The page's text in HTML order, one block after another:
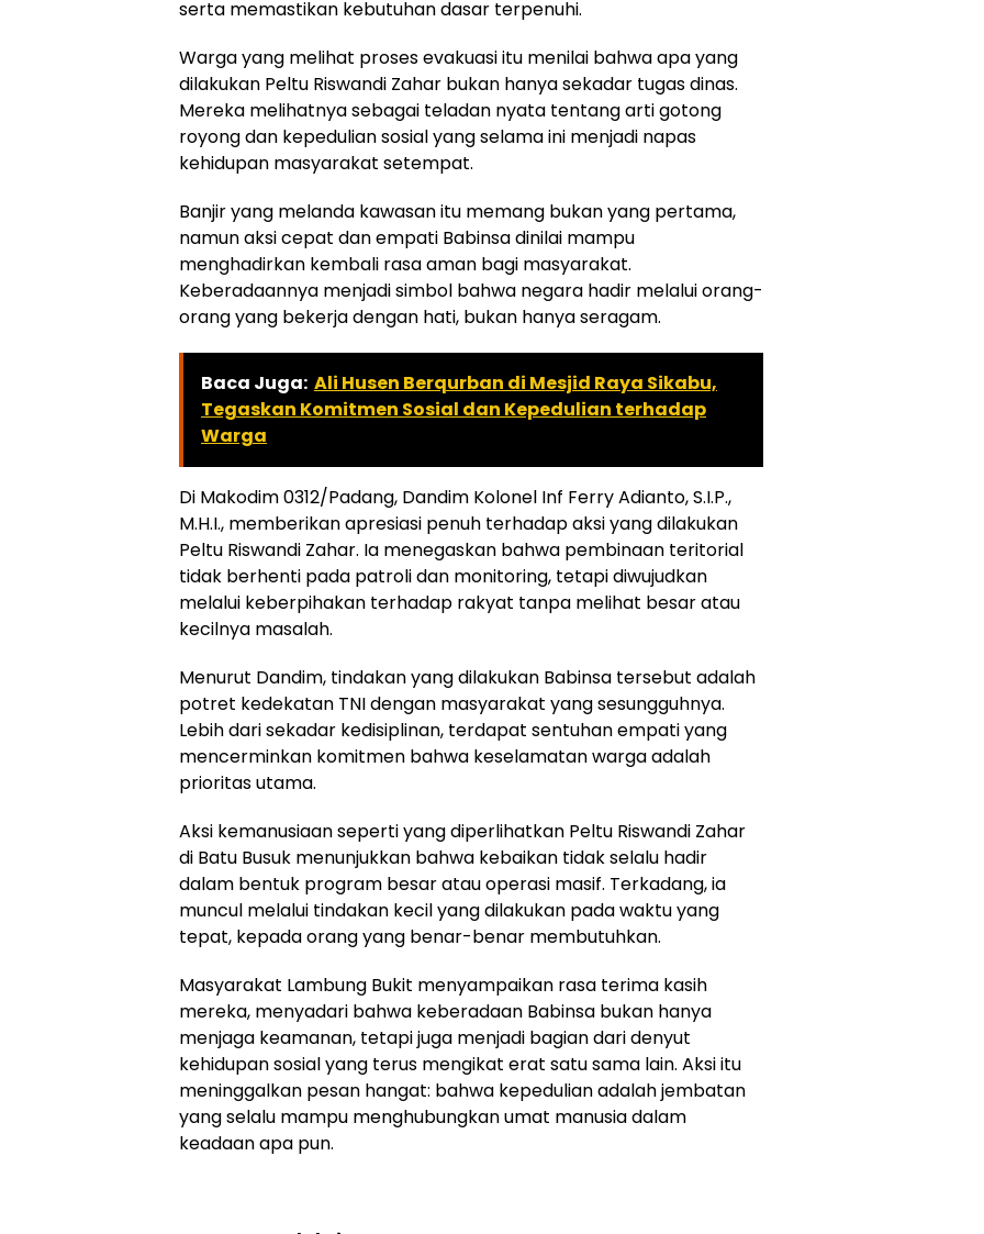
serta memastikan kebutuhan dasar terpenuhi.
Warga yang melihat proses evakuasi itu menilai bahwa apa yang
dilakukan Peltu Riswandi Zahar bukan hanya sekadar tugas dinas.
Mereka melihatnya sebagai teladan nyata tentang arti gotong
royong dan kepedulian sosial yang selama ini menjadi napas
kehidupan masyarakat setempat.
Banjir yang melanda kawasan itu memang bukan yang pertama,
namun aksi cepat dan empati Babinsa dinilai mampu
menghadirkan kembali rasa aman bagi masyarakat.
Keberadaannya menjadi simbol bahwa negara hadir melalui orang-
orang yang bekerja dengan hati, bukan hanya seragam.
Baca Juga: Ali Husen Berqurban di Mesjid Raya Sikabu,
Tegaskan Komitmen Sosial dan Kepedulian terhadap
Warga
Di Makodim 0312/Padang, Dandim Kolonel Inf Ferry Adianto, S.I.P.,
M.H.I., memberikan apresiasi penuh terhadap aksi yang dilakukan
Peltu Riswandi Zahar. Ia menegaskan bahwa pembinaan teritorial
tidak berhenti pada patroli dan monitoring, tetapi diwujudkan
melalui keberpihakan terhadap rakyat tanpa melihat besar atau
kecilnya masalah.
Menurut Dandim, tindakan yang dilakukan Babinsa tersebut adalah
potret kedekatan TNI dengan masyarakat yang sesungguhnya.
Lebih dari sekadar kedisiplinan, terdapat sentuhan empati yang
mencerminkan komitmen bahwa keselamatan warga adalah
prioritas utama.
Aksi kemanusiaan seperti yang diperlihatkan Peltu Riswandi Zahar
di Batu Busuk menunjukkan bahwa kebaikan tidak selalu hadir
dalam bentuk program besar atau operasi masif. Terkadang, ia
muncul melalui tindakan kecil yang dilakukan pada waktu yang
tepat, kepada orang yang benar-benar membutuhkan.
Masyarakat Lambung Bukit menyampaikan rasa terima kasih
mereka, menyadari bahwa keberadaan Babinsa bukan hanya
menjaga keamanan, tetapi juga menjadi bagian dari denyut
kehidupan sosial yang terus mengikat erat satu sama lain. Aksi itu
meninggalkan pesan hangat: bahwa kepedulian adalah jembatan
yang selalu mampu menghubungkan umat manusia dalam
keadaan apa pun.